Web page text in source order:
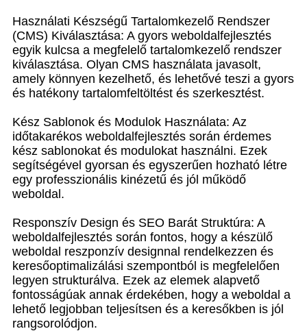
Használati Készségű Tartalomkezelő Rendszer
(CMS) Kiválasztása: A gyors weboldalfejlesztés
egyik kulcsa a megfelelő tartalomkezelő rendszer
kiválasztása. Olyan CMS használata javasolt,
amely könnyen kezelhető, és lehetővé teszi a gyors
és hatékony tartalomfeltöltést és szerkesztést.
Kész Sablonok és Modulok Használata: Az
időtakarékos weboldalfejlesztés során érdemes
kész sablonokat és modulokat használni. Ezek
segítségével gyorsan és egyszerűen hozható létre
egy professzionális kinézetű és jól működő
weboldal.
Responszív Design és SEO Barát Struktúra: A
weboldalfejlesztés során fontos, hogy a készülő
weboldal reszponzív designnal rendelkezzen és
keresőoptimalizálási szempontból is megfelelően
legyen strukturálva. Ezek az elemek alapvető
fontosságúak annak érdekében, hogy a weboldal a
lehető legjobban teljesítsen és a keresőkben is jól
rangsorolódjon.